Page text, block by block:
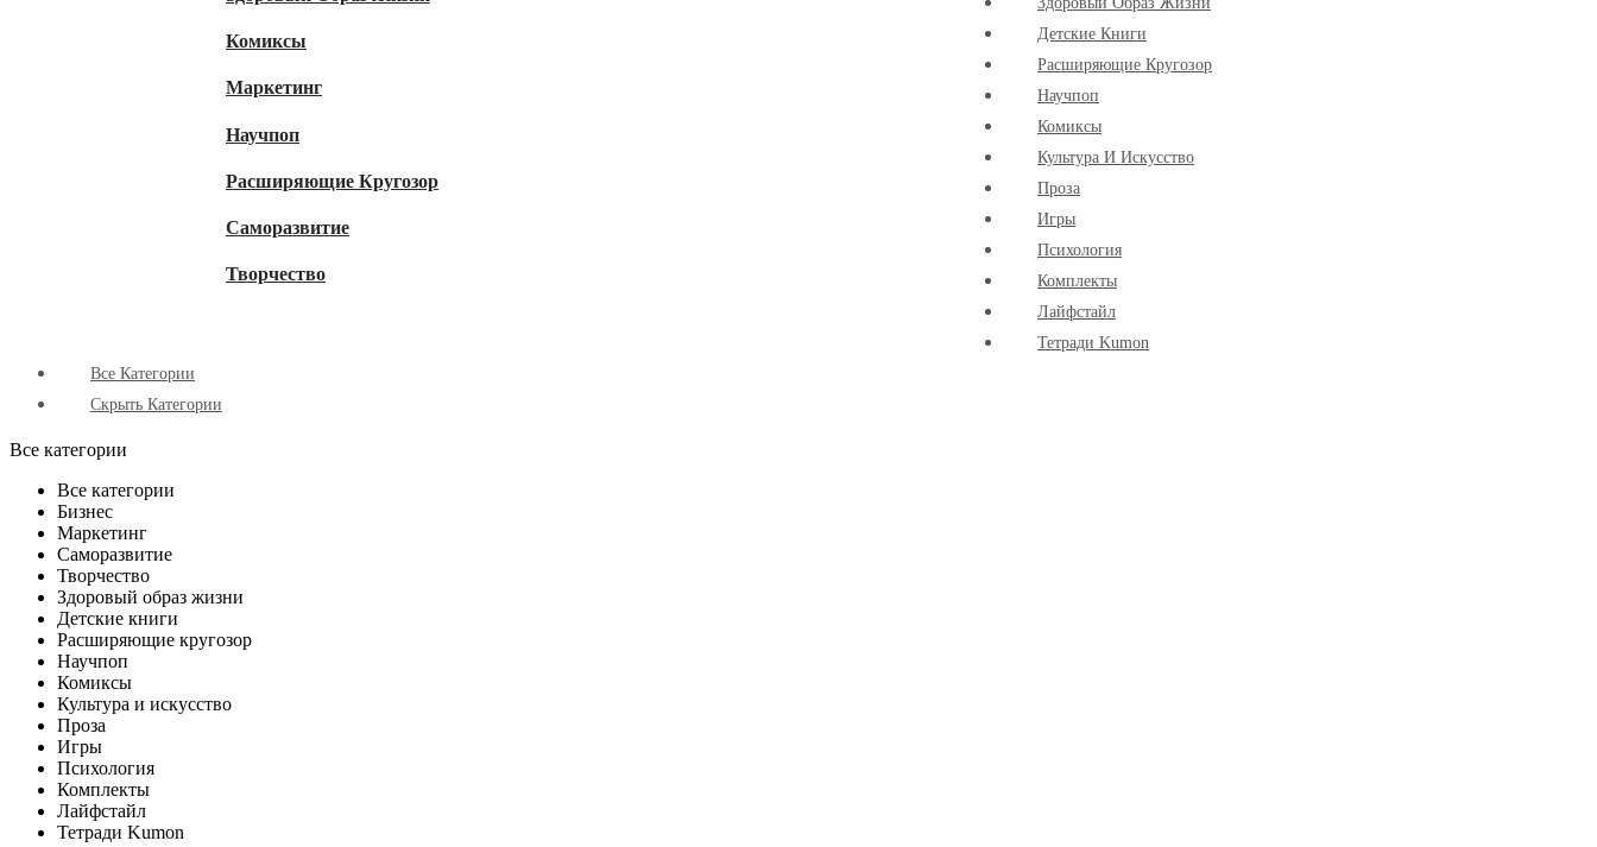
Комиксы
Маркетинг
Научпоп
Расширяющие Кругозор
Cаморазвитие
Творчество
Детские Книги
Расширяющие Кругозор
Научпоп
Комиксы
Культура И Искусство
Проза
Игры
Психология
Комплекты
Лайфстайл
Тетради Kumon
Все Категории
Скрыть Категории
Все категории
Все категории
Бизнес
Маркетинг
Саморазвитие
Творчество
Здоровый образ жизни
Детские книги
Расширяющие кругозор
Научпоп
Комиксы
Культура и искусство
Проза
Игры
Психология
Комплекты
Лайфстайл
Тетради Kumon